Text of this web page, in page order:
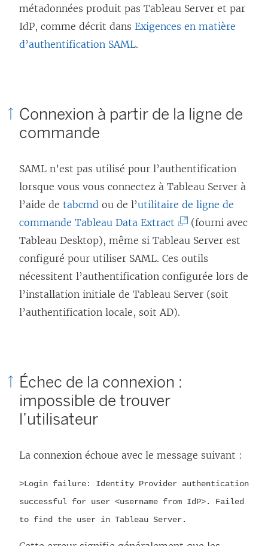
métadonnées produit pas Tableau Server et par
IdP, comme décrit dans Exigences en matière
d’authentification SAML.
Connexion à partir de la ligne de
commande
SAML n’est pas utilisé pour l’authentification
lorsque vous vous connectez à Tableau Server à
l’aide de tabcmd ou de l’utilitaire de ligne de
commande Tableau Data Extract
L
e
l
i
e
o
e
(fourni avec
Tableau Desktop), même si Tableau Server est
configuré pour utiliser SAML. Ces outils
nécessitent l’authentification configurée lors de
l’installation initiale de Tableau Server (soit
l’authentification locale, soit AD).
Échec de la connexion :
impossible de trouver
l’utilisateur
La connexion échoue avec le message suivant :
>Login failure: Identity Provider authentication
successful for user <username from IdP>. Failed
to find the user in Tableau Server.